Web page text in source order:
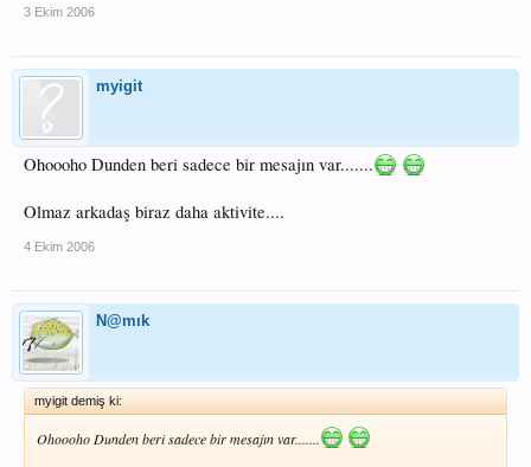
3 Ekim 2006
myigit
Ohoooho Dunden beri sadece bir mesajın var.......
Olmaz arkadaş biraz daha aktivite....
4 Ekim 2006
N@mık
myigit demiş ki:
Ohoooho Dunden beri sadece bir mesajın var.......